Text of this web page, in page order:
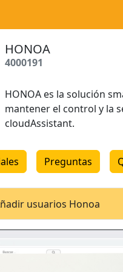
HONOA
4000191
HONOA es la solución
mantener el control y la
cloudAssistant.
Preguntas
usuarios Honoa